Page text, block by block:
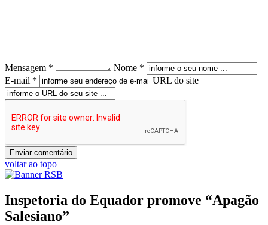
Mensagem *
Nome *
E-mail *
URL do site
voltar ao topo
Inspetoria do Equador promove “Apagão
Salesiano”